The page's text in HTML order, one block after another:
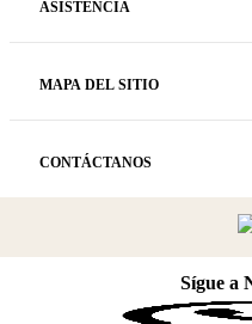
ASISTENCIA
MAPA DEL SITIO
CONTÁCTANOS
Sígue a